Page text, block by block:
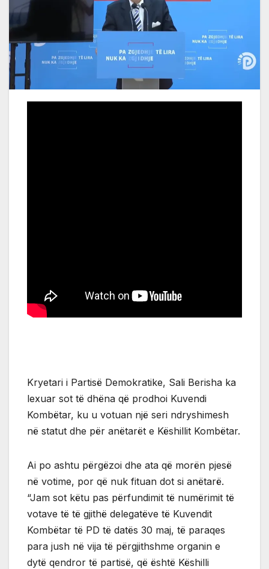
Kryetari i Partisë Demokratike, Sali Berisha ka
lexuar sot të dhëna që prodhoi Kuvendi
Kombëtar, ku u votuan një seri ndryshimesh
në statut dhe për anëtarët e Këshillit Kombëtar.
Ai po ashtu përgëzoi dhe ata që morën pjesë
në votime, por që nuk fituan dot si anëtarë.
“Jam sot këtu pas përfundimit të numërimit të
votave të të gjithë delegatëve të Kuvendit
Kombëtar të PD të datës 30 maj, të paraqes
para jush në vija të përgjithshme organin e
dytë qendror të partisë, që është Këshilli